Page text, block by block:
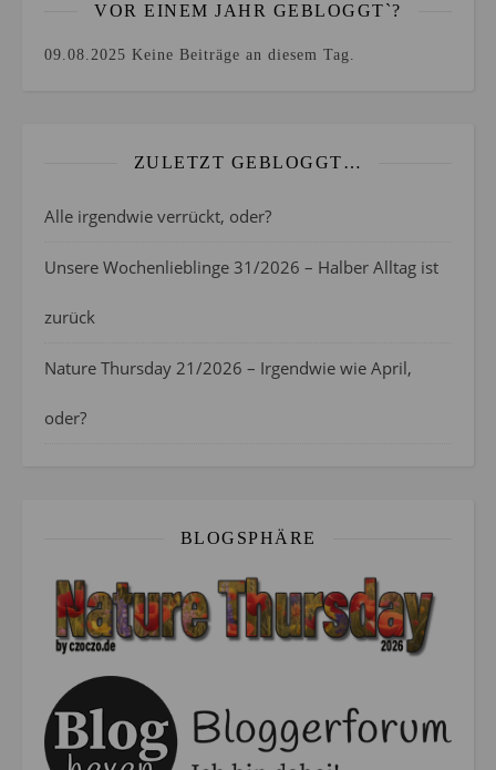
VOR EINEM JAHR GEBLOGGT`?
09.08.2025 Keine Beiträge an diesem Tag.
ZULETZT GEBLOGGT…
Alle irgendwie verrückt, oder?
Unsere Wochenlieblinge 31/2026 – Halber Alltag ist
zurück
Nature Thursday 21/2026 – Irgendwie wie April,
oder?
BLOGSPHÄRE